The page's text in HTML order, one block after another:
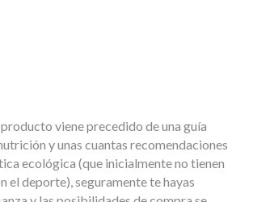
producto viene precedido de una guía
y unas cuantas recomendaciones
ecológica (que inicialmente no tienen
el deporte), seguramente te hayas